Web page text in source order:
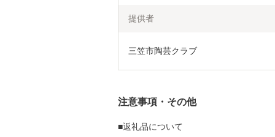
提供者
三笠市陶芸クラブ
注意事項・その他
■返礼品について